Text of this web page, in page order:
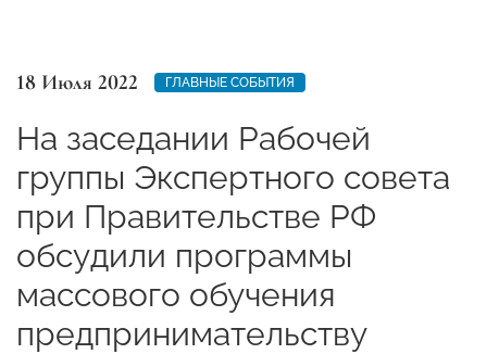
18 Июля 2022 ГЛАВНЫЕ СОБЫТИЯ
На заседании Рабочей
группы Экспертного совета
при Правительстве РФ
обсудили программы
массового обучения
предпринимательству